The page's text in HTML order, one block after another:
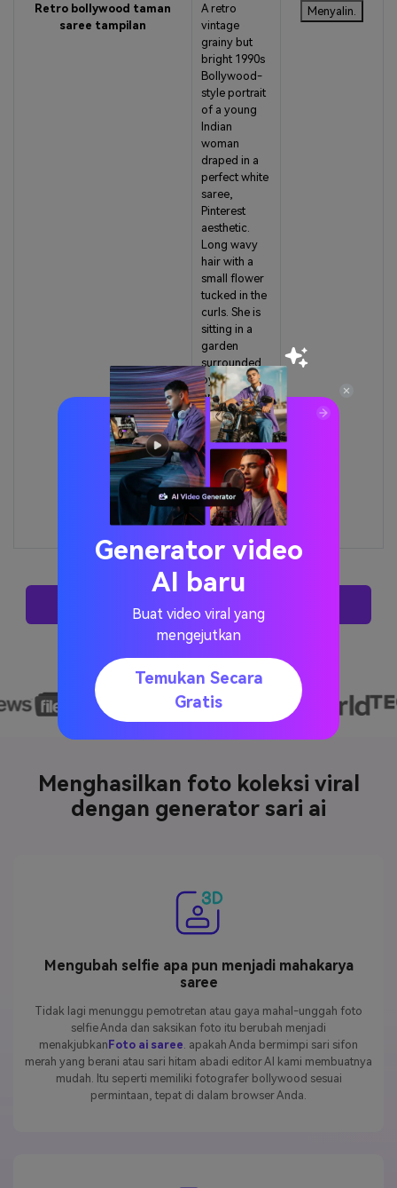
Retro bollywood taman
saree tampilan
A retro
vintage
grainy but
bright 1990s
Bollywood-
style portrait
of a young
Indian
woman
draped in a
perfect white
saree,
Pinterest
aesthetic.
Long wavy
hair with a
small flower
tucked in the
curls. She is
sitting in a
garden
surrounded
by blossoms
and green
trees,
creating a
soft, artistic
atmosphere
with natural
light and
film-like
Menyalin.
Coba Ai Saree Generator Sekarang
Menghasilkan foto koleksi viral
dengan generator sari ai
Mengubah selfie apa pun menjadi mahakarya
saree
Tidak lagi menunggu pemotretan atau gaya mahal-unggah foto
selfie Anda dan saksikan foto itu berubah menjadi
menakjubkan Foto ai saree . apakah Anda bermimpi sari sifon
merah yang berani atau sari hitam abadi editor AI kami membuatnya
mudah. Itu seperti memiliki fotografer bollywood sesuai
permintaan, tepat di dalam browser Anda.
Generator video
AI baru
Buat video viral yang
mengejutkan
Temukan Secara
Gratis